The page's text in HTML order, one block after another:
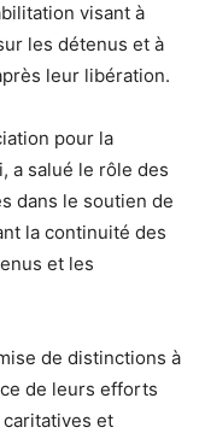
visant à
les détenus et à
leur libération.
pour la
a salué le rôle des
dans le soutien de
la continuité des
et les
de distinctions à
de leurs efforts
et